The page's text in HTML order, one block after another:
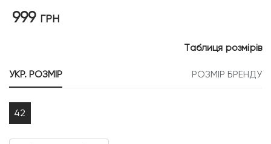
999 ГРН
УКР. РОЗМІР РОЗМІР БРЕНДУ
Таблиця розмірів
42